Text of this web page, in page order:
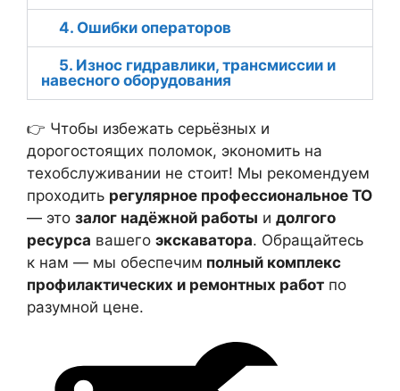
4. Ошибки операторов
5. Износ гидравлики, трансмиссии и
навесного оборудования
👉 Чтобы избежать серьёзных и
дорогостоящих поломок, экономить на
техобслуживании не стоит! Мы рекомендуем
проходить регулярное профессиональное ТО
— это залог надёжной работы и долгого
ресурса вашего экскаватора. Обращайтесь
к нам — мы обеспечим полный комплекс
профилактических и ремонтных работ по
разумной цене.